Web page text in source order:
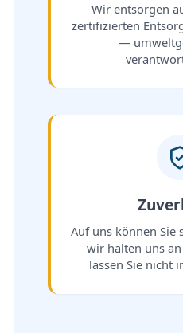
Wir entsorgen
zertifizierten
—
Auf uns können Sie
wir halten uns
lassen Sie nicht